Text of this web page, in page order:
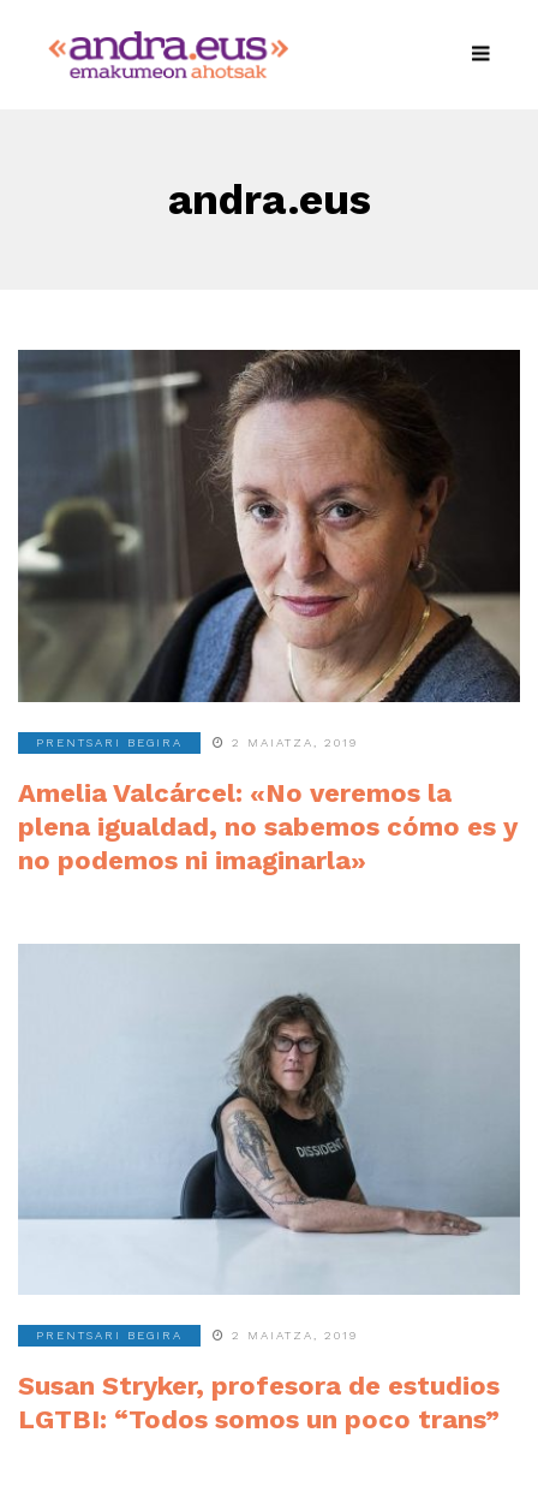
andra.eus
PRENTSARI BEGIRA 2 MAIATZA, 2019
Amelia Valcárcel: «No veremos la
plena igualdad, no sabemos cómo es y
no podemos ni imaginarla»
PRENTSARI BEGIRA 2 MAIATZA, 2019
Susan Stryker, profesora de estudios
LGTBI: “Todos somos un poco trans”